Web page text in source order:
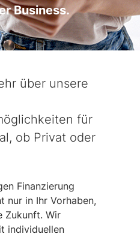
Business.
über unsere
für
ob Privat oder
Finanzierung
nur in Ihr Vorhaben,
Zukunft. Wir
individuellen